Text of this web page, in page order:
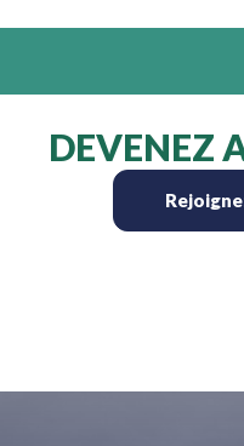
DEVENEZ